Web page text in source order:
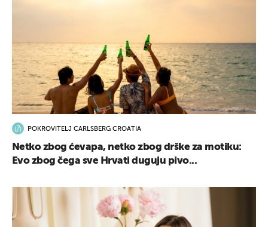
POKROVITELJ CARLSBERG CROATIA
Netko zbog ćevapa, netko zbog drške za motiku:
Evo zbog čega sve Hrvati duguju pivo...